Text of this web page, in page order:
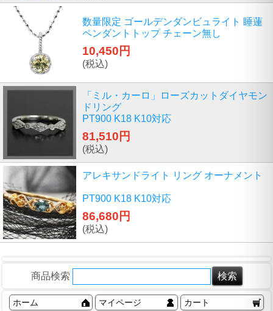
数量限定 ゴールデンダンビュライト 睡蓮
ペンダントトップ チェーン無し
10,450円
(税込)
「ミル・カーロ」ローズカットダイヤモン
ドリング
PT900 K18 K10対応
81,510円
(税込)
アレキサンドライト リング オーナメント
PT900 K18 K10対応
86,680円
(税込)
商品検索
ホーム マイページ カート